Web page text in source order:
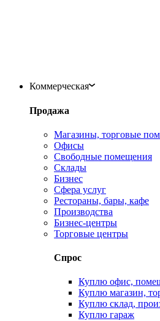
Коммерческая
Продажа
Магазины, торговые
Офисы
Свободные помещения
Склады
Бизнес
Сфера услуг
Рестораны, бары, кафе
Производства
Бизнес-центры
Торговые центры
Спрос
Куплю офис,
Куплю магазин,
Куплю склад,
Куплю гараж